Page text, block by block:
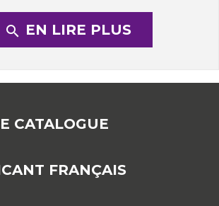
search EN LIRE PLUS
CATALOGUE
FRANÇAIS